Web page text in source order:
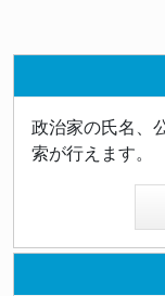
政治家の氏名、
索が行えます。